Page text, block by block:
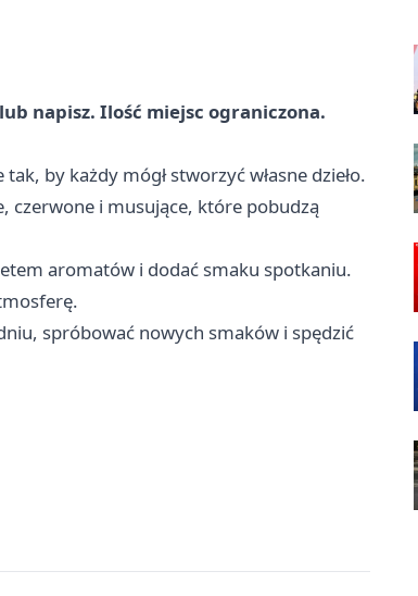
napisz. Ilość miejsc ograniczona.
by każdy mógł stworzyć własne dzieło.
czerwone i musujące, które pobudzą
aromatów i dodać smaku spotkaniu.
spróbować nowych smaków i spędzić